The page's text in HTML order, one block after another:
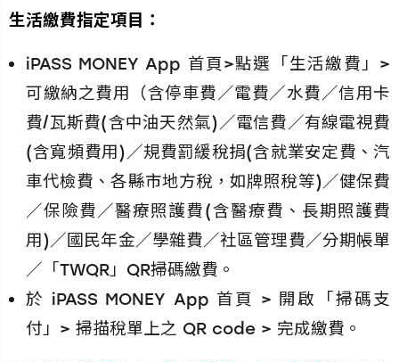
生活繳費指定項目：
iPASS MONEY App 首頁>點選「生活繳費」>
可繳納之費用（含停車費／電費／水費／信用卡
費/瓦斯費(含中油天然氣)／電信費／有線電視費
(含寬頻費用)／規費罰緩稅捐(含就業安定費、汽
車代檢費、各縣市地方稅，如牌照稅等)／健保費
／保險費／醫療照護費(含醫療費、長期照護費
用)／國民年金／學雜費／社區管理費／分期帳單
／「TWQR」QR掃碼繳費。
於 iPASS MONEY App 首頁 > 開啟「掃碼支
付」> 掃描稅單上之 QR code > 完成繳費。